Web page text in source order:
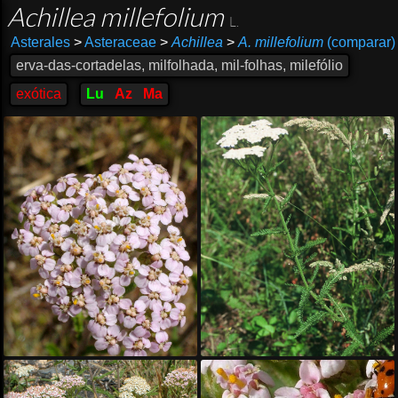
Achillea millefolium
Asterales >Asteraceae > Achillea > A. millefolium(comparar)
erva-das-cortadelas, milfolhada, mil-folhas, milefólio
exótica
Lu Az Ma